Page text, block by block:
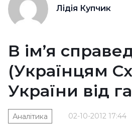
Лідія Купчик
В ім’я
(Українцям
України від
02-10-2012 17:44
Аналітика